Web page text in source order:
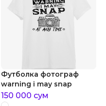
Футболка фотограф
warning i may snap
150 000 сум